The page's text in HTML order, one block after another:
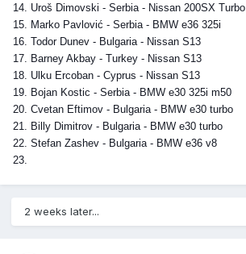
14. Uroš Dimovski - Serbia - Nissan 200SX Turbo
15. Marko Pavlović - Serbia - BMW e36 325i
16. Todor Dunev - Bulgaria - Nissan S13
17. Barney Akbay - Turkey - Nissan S13
18. Ulku Ercoban - Cyprus - Nissan S13
19. Bojan Kostic - Serbia - BMW e30 325i m50
20. Cvetan Eftimov - Bulgaria - BMW e30 turbo
21. Billy Dimitrov - Bulgaria - BMW e30 turbo
22. Stefan Zashev - Bulgaria - BMW e36 v8
23.
2 weeks later...